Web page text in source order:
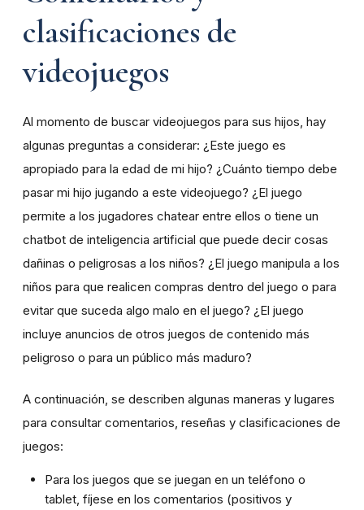
clasificaciones de
videojuegos
Al momento de buscar videojuegos para sus hijos, hay
algunas preguntas a considerar: ¿Este juego es
apropiado para la edad de mi hijo? ¿Cuánto tiempo debe
pasar mi hijo jugando a este videojuego? ¿El juego
permite a los jugadores chatear entre ellos o tiene un
chatbot de inteligencia artificial que puede decir cosas
dañinas o peligrosas a los niños? ¿El juego manipula a los
niños para que realicen compras dentro del juego o para
evitar que suceda algo malo en el juego? ¿El juego
incluye anuncios de otros juegos de contenido más
peligroso o para un público más maduro?
A continuación, se describen algunas maneras y lugares
para consultar comentarios, reseñas y clasificaciones de
juegos:
Para los juegos que se juegan en un teléfono o
tablet, fíjese en los comentarios (positivos y